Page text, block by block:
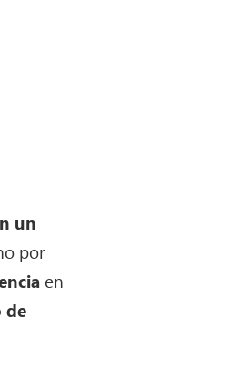
un
por
en
de